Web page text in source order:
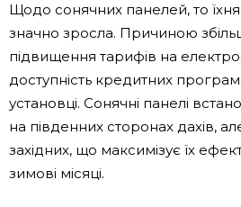
Щодо сонячних панелей, то
значно зросла. Причиною
підвищення тарифів на
доступність кредитних
установці. Сонячні панелі
на південних сторонах дахів,
західних, що максимізує їх
зимові місяці.